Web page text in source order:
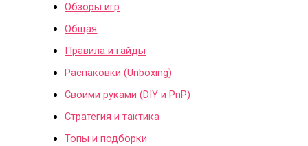
Обзоры игр
Общая
Правила и гайды
Распаковки (Unboxing)
Своими руками (DIY и PnP)
Стратегия и тактика
Топы и подборки